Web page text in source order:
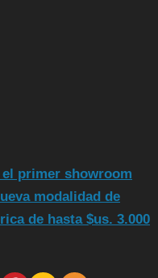
primer showroom
modalidad de
de hasta $us. 3.000